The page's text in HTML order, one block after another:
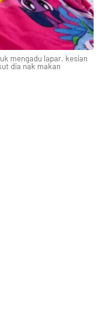
mengadu lapar. kesian
dia nak makan